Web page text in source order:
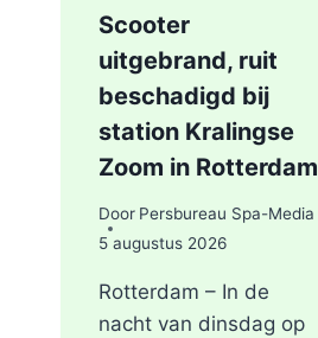
Scooter
uitgebrand, ruit
beschadigd bij
station Kralingse
Zoom in Rotterdam
Door Persbureau Spa-Media
5 augustus 2026
Rotterdam – In de
nacht van dinsdag op